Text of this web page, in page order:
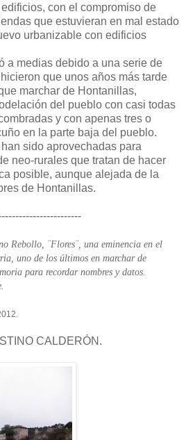
con el compromiso de
que estuvieran en mal estado
urbanizable con edificios
a medias debido a una serie de
que unos años más tarde
marchar de Hontanillas,
del pueblo con casi todas
y con apenas tres o
en la parte baja del pueblo.
sido aprovechadas para
neo-rurales que tratan de hacer
posible, aunque alejada de la
de Hontanillas.
Rebollo, ¨Flores¨, una eminencia en el
uno de los últimos en marchar de
para recordar nombres y datos.
CALDERÓN.